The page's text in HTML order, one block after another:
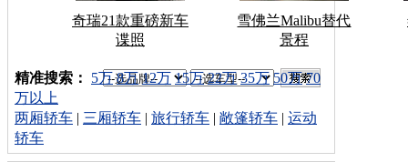
奇瑞21款重磅新车
谍照
雪佛兰Malibu替代
景程
车型搜索：
精准搜索： 5万 8万 12万 15万 22万 35万 50万 70
万以上
两厢轿车 | 三厢轿车 | 旅行轿车 | 敞篷轿车 | 运动
轿车